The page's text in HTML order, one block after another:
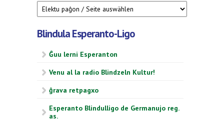
Blindula Esperanto-Ligo
Ĝuu lerni Esperanton
Venu al la radio Blindzeln Kultur!
ĝrava retpagxo
Esperanto Blindulligo de Germanujo reg.
as.